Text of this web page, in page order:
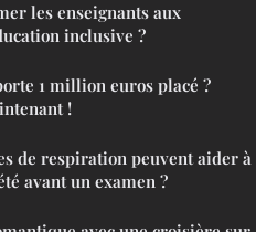
les enseignants aux
inclusive ?
1 million euros placé ?
!
de respiration peuvent aider à
avant un examen ?